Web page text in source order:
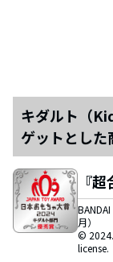
キダルト（
ゲットとした
『
月）
© 2024.
license.